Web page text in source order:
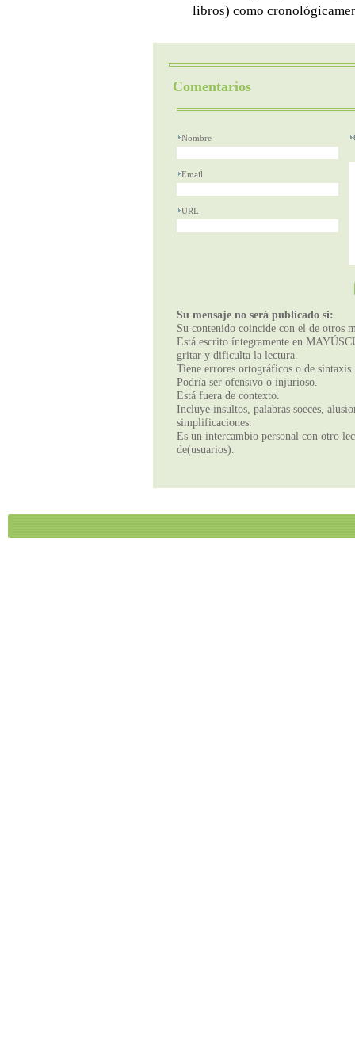
libros) como
Comentarios
Nombre
Email
URL
Su mensaje no será publicado si:
Su contenido coincide con el de otros
Está escrito íntegramente en
gritar y dificulta la lectura.
Tiene errores ortográficos o de sintaxis.
Podría ser ofensivo o injurioso.
Está fuera de contexto.
Incluye insultos, palabras soeces,
simplificaciones.
Es un intercambio personal con otro
de(usuarios).